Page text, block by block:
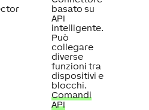
basato su
API
intelligente.
Può
collegare
diverse
funzioni tra
dispositivi e
blocchi.
Comandi
API